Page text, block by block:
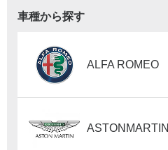
車種から探す
ALFA ROMEO
ASTONMARTIN